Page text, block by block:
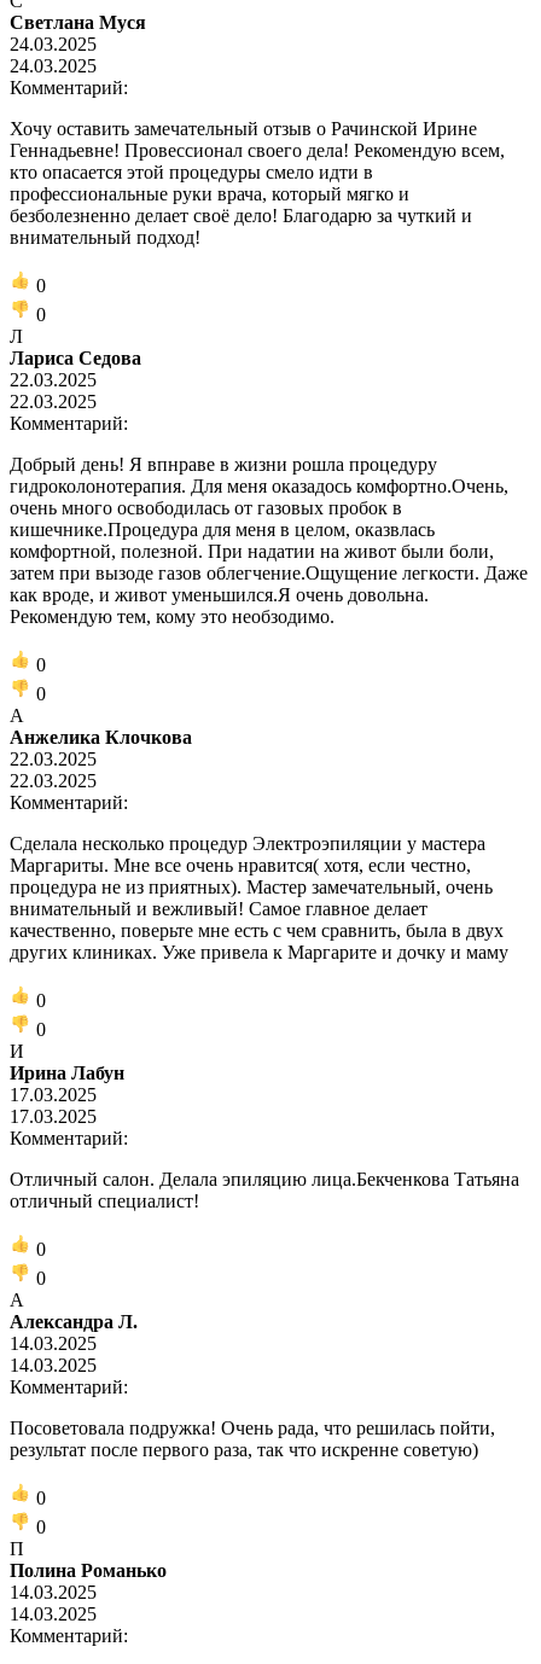
Светлана Муся
24.03.2025
24.03.2025
Комментарий:
Хочу оставить замечательный отзыв о Рачинской Ирине
Геннадьевне! Провессионал своего дела! Рекомендую всем,
кто опасается этой процедуры смело идти в
профессиональные руки врача, который мягко и
безболезненно делает своё дело! Благодарю за чуткий и
внимательный подход!
0
0
Л
Лариса Седова
22.03.2025
22.03.2025
Комментарий:
Добрый день! Я впнраве в жизни рошла процедуру
гидроколонотерапия. Для меня оказадось комфортно.Очень,
очень много освободилась от газовых пробок в
кишечнике.Процедура для меня в целом, оказвлась
комфортной, полезной. При надатии на живот были боли,
затем при вызоде газов облегчение.Ощущение легкости. Даже
как вроде, и живот уменьшился.Я очень довольна.
Рекомендую тем, кому это необзодимо.
0
0
А
Анжелика Клочкова
22.03.2025
22.03.2025
Комментарий:
Сделала несколько процедур Электроэпиляции у мастера
Маргариты. Мне все очень нравится( хотя, если честно,
процедура не из приятных). Мастер замечательный, очень
внимательный и вежливый! Самое главное делает
качественно, поверьте мне есть с чем сравнить, была в двух
других клиниках. Уже привела к Маргарите и дочку и маму
0
0
И
Ирина Лабун
17.03.2025
17.03.2025
Комментарий:
Отличный салон. Делала эпиляцию лица.Бекченкова Татьяна
отличный специалист!
0
0
А
Александра Л.
14.03.2025
14.03.2025
Комментарий:
Посоветовала подружка! Очень рада, что решилась пойти,
результат после первого раза, так что искренне советую)
0
0
П
Полина Романько
14.03.2025
14.03.2025
Комментарий: